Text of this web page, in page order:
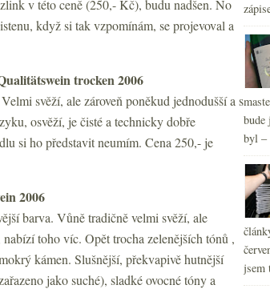
v této ceně (250,- Kč), budu nadšen. No
když si tak vzpomínám, se projevoval a
trocken 2006
svěží, ale zároveň poněkud jednodušší a s
osvěží, je čisté a technicky dobře
si ho představit neumím. Cena 250,- je
2006
barva. Vůně tradičně velmi svěží, ale
toho víc. Opět trocha zelenějších tónů ,
kámen. Slušnější, překvapivě hutnější
jako suché), sladké ovocné tóny a
bude
byl –
jsem